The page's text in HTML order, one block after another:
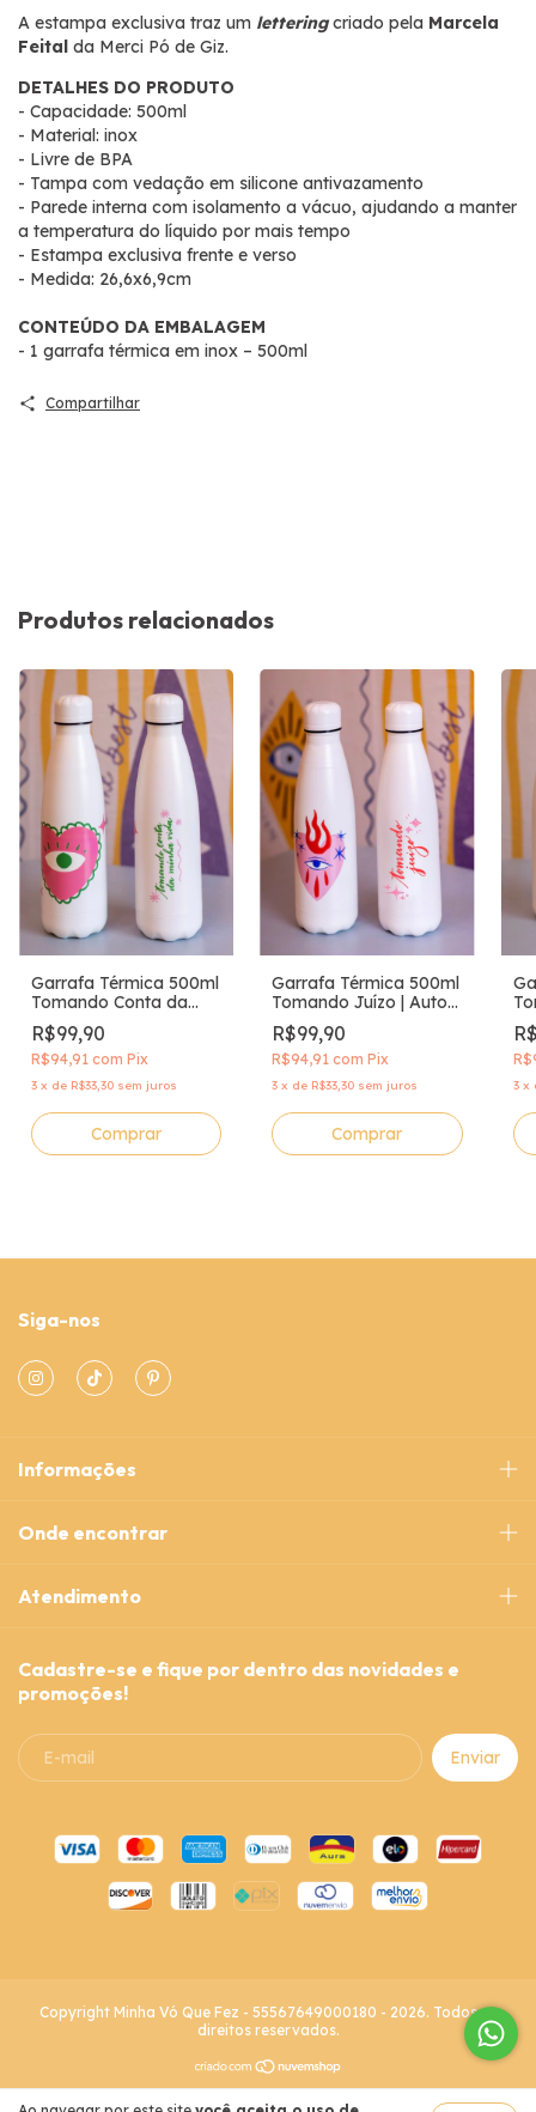
A estampa exclusiva traz um lettering criado pela Marcela
Feital da Merci Pó de Giz.
DETALHES DO PRODUTO
- Capacidade: 500ml
- Material: inox
- Livre de BPA
- Tampa com vedação em silicone antivazamento
- Parede interna com isolamento a vácuo, ajudando a manter
a temperatura do líquido por mais tempo
- Estampa exclusiva frente e verso
- Medida: 26,6x6,9cm
CONTEÚDO DA EMBALAGEM
- 1 garrafa térmica em inox – 500ml
Compartilhar
Produtos relacionados
Garrafa Térmica 500ml
Tomando Conta da
Minha Vida | Auto
Astral
R$99,90
R$94,91 com Pix
3 x de R$33,30 sem juros
Garrafa Térmica 500ml
Tomando Juízo | Auto
Astral
R$99,90
R$94,91com Pix
3 x de R$33,30 sem juros 3 x
Siga-nos
Informações
Onde encontrar
Atendimento
Cadastre-se e fique por dentro das novidades e
promoções!
Copyright Minha Vó Que Fez - 55567649000180 - 2026. Todos os
direitos reservados.